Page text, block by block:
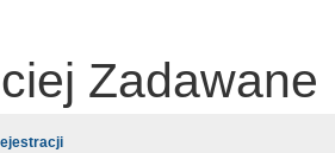
Zadawane